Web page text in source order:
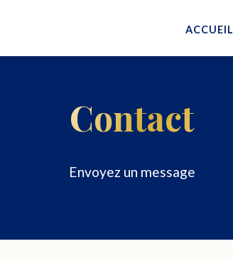
ACCUEIL
Contact
Envoyez un message